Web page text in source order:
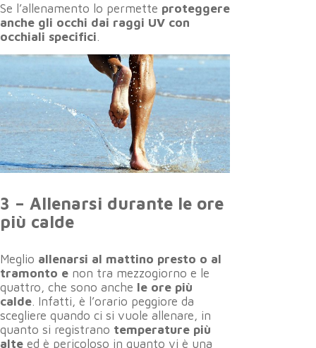
Se l’allenamento lo permette proteggere
anche gli occhi dai raggi UV con
occhiali specifici.
3 – Allenarsi durante le ore
più calde
Meglio allenarsi al mattino presto o al
tramonto e non tra mezzogiorno e le
quattro, che sono anche le ore più
calde. Infatti, è l’orario peggiore da
scegliere quando ci si vuole allenare, in
quanto si registrano temperature più
alte ed è pericoloso in quanto vi è una